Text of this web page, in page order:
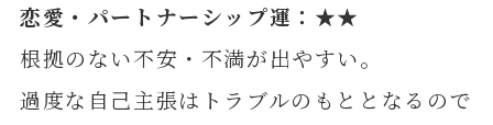
恋愛・パートナーシップ運：★★
根拠のない不安・不満が出やすい。
過度な自己主張はトラブルのもととなるので